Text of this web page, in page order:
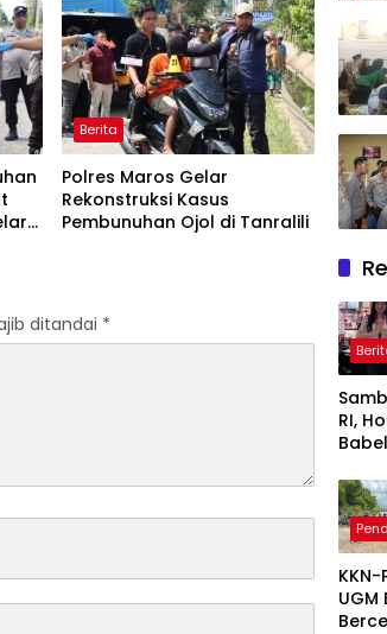
Berita
Polres Maros Gelar
Rekonstruksi Kasus
Pembunuhan Ojol di Tanralili
ditandai *
RI,
KKN-
UGM